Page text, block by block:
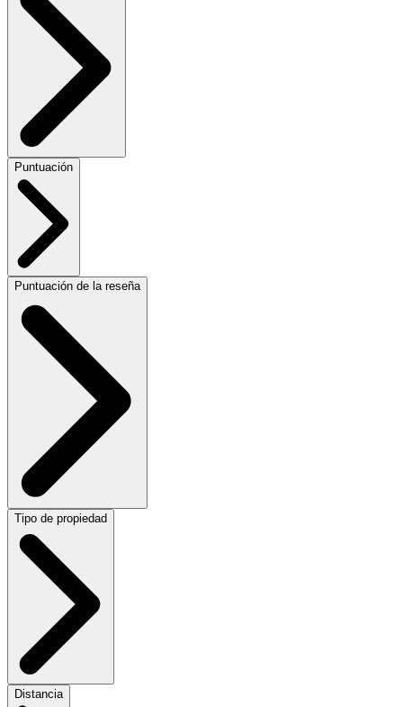
Puntuación
Puntuación de la reseña
Tipo de propiedad
Distancia